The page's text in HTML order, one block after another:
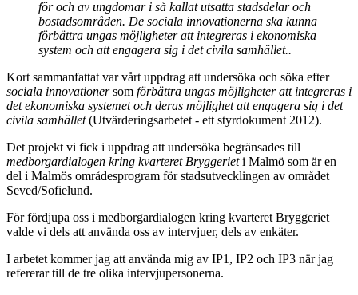
för och av ungdomar i så kallat utsatta stadsdelar och
bostadsområden. De sociala innovationerna ska kunna
förbättra ungas möjligheter att integreras i ekonomiska
system och att engagera sig i det civila samhället..
Kort sammanfattat var vårt uppdrag att undersöka och söka efter
sociala innovationersom förbättra ungas möjligheter att integreras i
det ekonomiska systemet och deras möjlighet att engagera sig i det
civila samhället(Utvärderingsarbetet - ett styrdokument 2012).
Det projekt vi fick i uppdrag att undersöka begränsades till
medborgardialogen kring kvarteret Bryggerieti Malmö som är en
del i Malmös områdesprogram för stadsutvecklingen av området
Seved/Sofielund.
För fördjupa oss i medborgardialogen kring kvarteret Bryggeriet
valde vi dels att använda oss av intervjuer, dels av enkäter.
I arbetet kommer jag att använda mig av IP1, IP2 och IP3 när jag
refererar till de tre olika intervjupersonerna.